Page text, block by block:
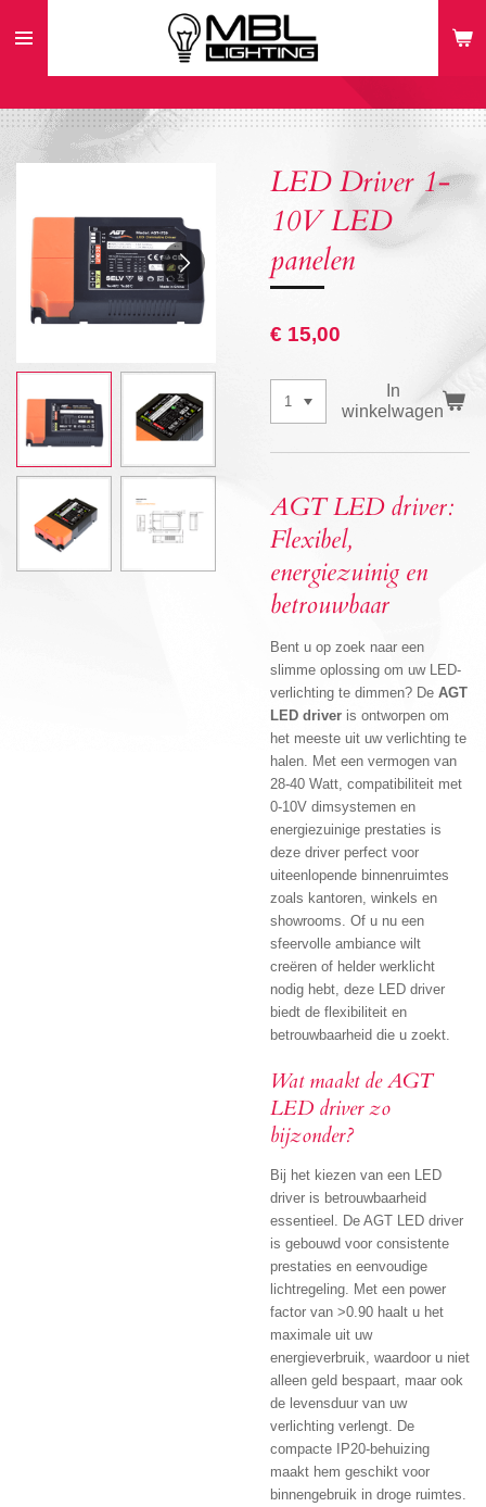
direct
hoofdinhoud
LED Driver 1-
10V LED
panelen
€ 15,00
In
winkelwagen
AGT LED driver:
Flexibel,
energiezuinig en
betrouwbaar
Bent u op zoek naar een
slimme oplossing om uw LED-
verlichting te dimmen? De AGT
LED driver is ontworpen om
het meeste uit uw verlichting te
halen. Met een vermogen van
28-40 Watt, compatibiliteit met
0-10V dimsystemen en
energiezuinige prestaties is
deze driver perfect voor
uiteenlopende binnenruimtes
zoals kantoren, winkels en
showrooms. Of u nu een
sfeervolle ambiance wilt
creëren of helder werklicht
nodig hebt, deze LED driver
biedt de flexibiliteit en
betrouwbaarheid die u zoekt.
Wat maakt de AGT
LED driver zo
bijzonder?
Bij het kiezen van een LED
driver is betrouwbaarheid
essentieel. De AGT LED driver
is gebouwd voor consistente
prestaties en eenvoudige
lichtregeling. Met een power
factor van >0.90 haalt u het
maximale uit uw
energieverbruik, waardoor u niet
alleen geld bespaart, maar ook
de levensduur van uw
verlichting verlengt. De
compacte IP20-behuizing
maakt hem geschikt voor
binnengebruik in droge ruimtes.